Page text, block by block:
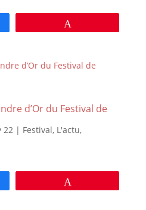
d’Or du Festival de
22| Festival, L'actu,